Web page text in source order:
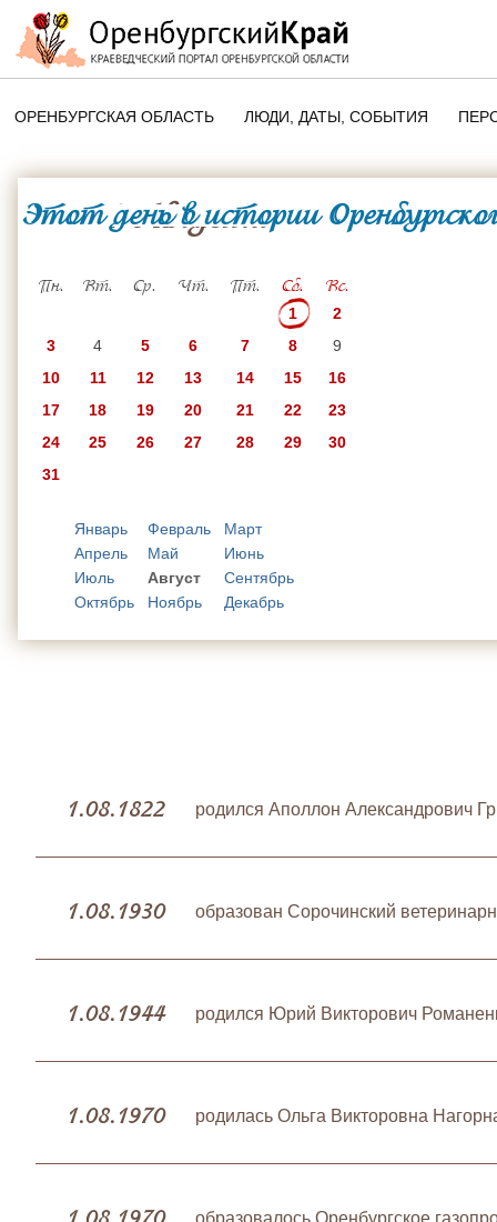
ОРЕНБУРГСКАЯ ОБЛАСТЬ ЛЮДИ, ДАТЫ, CОБЫТИЯ
ЭТОТ ДЕНЬ В ИСТОРИИ
ПАМЯТНЫЕ ДАТЫ
Этот день в истории
1 Августа
Пн. Вт. Ср. Чт. Пт. Сб. Вс.
1
2
3
4 5 6 7 8
9
10
11 12 13 14 15
16
17
18 19 20 21 22
23
24
25 26 27 28 29
30
31
Январь Февраль
Март
Апрель
Май
Июнь
Июль
Август
Сентябрь
Октябрь
Ноябрь Декабрь
1.08.1822 родился Аполлон Александрович
1.08.1930 образован Сорочинский
1.08.1944 родился Юрий Викторович
1.08.1970 родилась Ольга Викторовна
образовалось Оренбургское